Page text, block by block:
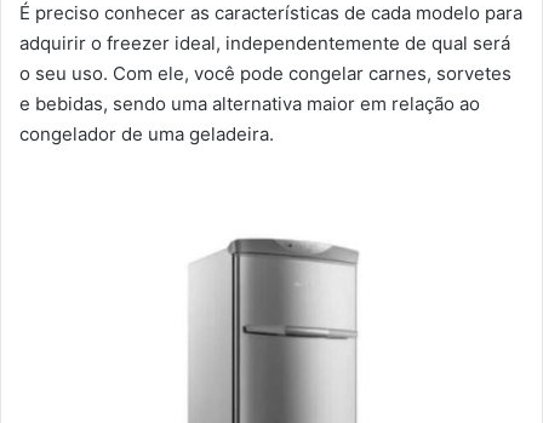
É preciso conhecer as características de cada modelo para
adquirir o freezer ideal, independentemente de qual será
o seu uso. Com ele, você pode congelar carnes, sorvetes
e bebidas, sendo uma alternativa maior em relação ao
congelador de uma geladeira.